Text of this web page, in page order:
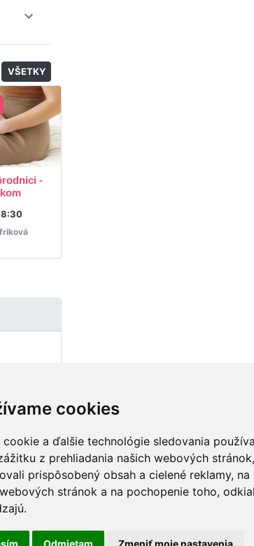
cookies
cookie a ďalšie technológie sledovania
z prehliadania našich webových
prispôsobený obsah a cielené reklamy,
stránok a na pochopenie toho,
Odmietam Zmeniť moje nastavenia
VŠETKY
-
vždy